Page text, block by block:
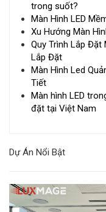
trong suốt?
Màn Hình LED
Xu Hướng Màn
Quy Trình Lắp Đặt
Lắp Đặt
Màn Hình Led
Tiết
Màn hình LED
đặt tại Việt Nam
Dự Án Nổi Bật